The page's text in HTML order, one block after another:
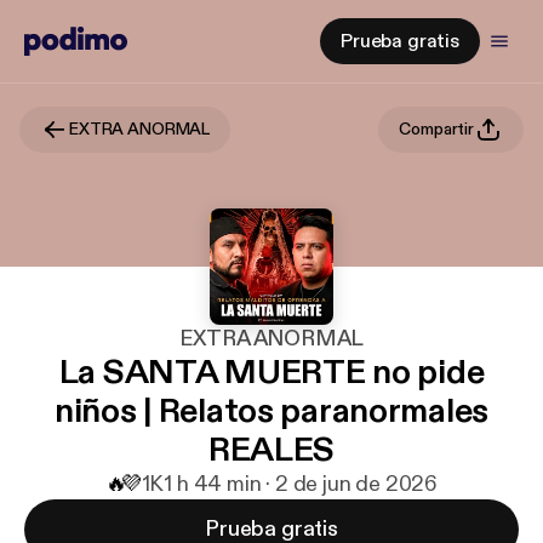
Prueba gratis
EXTRA ANORMAL Compartir
EXTRA ANORMAL
La SANTA MUERTE no pide
niños | Relatos paranormales
REALES
🔥💜1K1 h 44 min · 2 de jun de 2026
Prueba gratis